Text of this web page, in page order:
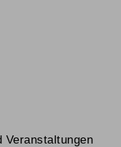
Veranstaltungen